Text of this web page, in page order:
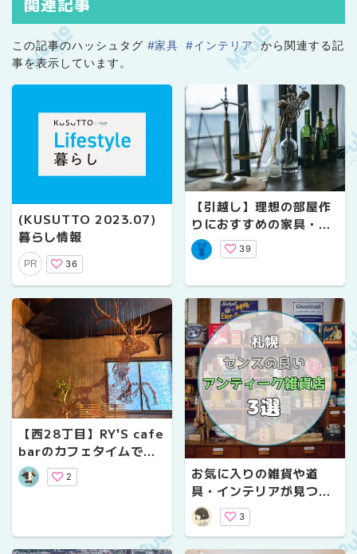
この記事のハッシュタグ #家具 #インテリア から関連する記
事を表示しています。
(KUSUTTO 2023.07)
暮らし情報
PR 36
【引越し】理想の部屋作
りにおすすめの家具・イ
ンテリアショップ【札
幌】
39
【西28丁目】RY'S cafe
barのカフェタイムで優
雅にアート観賞
2
お気に入りの雑貨や道
具・インテリアが見つか
る【札幌】センスの良い
アンティーク雑貨店3選
3